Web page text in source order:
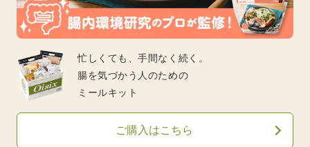
忙しくても、手間なく続く。
腸を気づかう人のための
ミールキット
ご購入はこちら